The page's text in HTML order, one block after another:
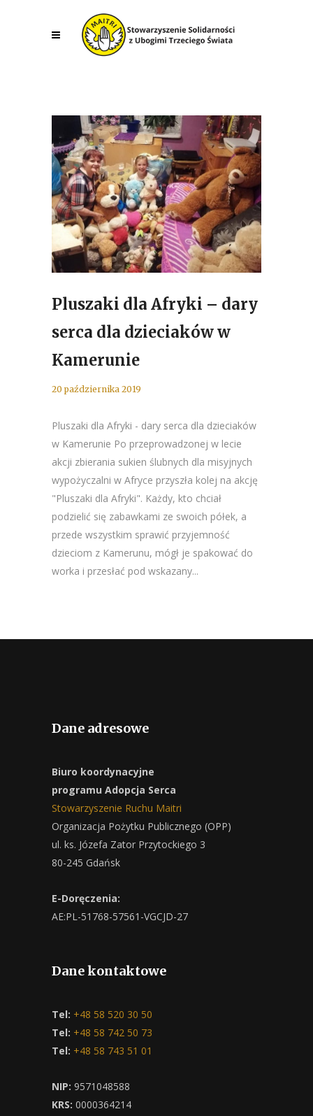
Pluszaki dla Afryki – dary
serca dla dzieciaków w
Kamerunie
20 października 2019
Pluszaki dla Afryki - dary serca dla dzieciaków
w Kamerunie Po przeprowadzonej w lecie
akcji zbierania sukien ślubnych dla misyjnych
wypożyczalni w Afryce przyszła kolej na akcję
"Pluszaki dla Afryki". Każdy, kto chciał
podzielić się zabawkami ze swoich półek, a
przede wszystkim sprawić przyjemność
dzieciom z Kamerunu, mógł je spakować do
worka i przesłać pod wskazany...
Dane adresowe
Biuro koordynacyjne
programu Adopcja Serca
Stowarzyszenie Ruchu Maitri
Organizacja Pożytku Publicznego (OPP)
ul. ks. Józefa Zator Przytockiego 3
80-245 Gdańsk
E-Doręczenia:
AE:PL-51768-57561-VGCJD-27
Dane kontaktowe
Tel: +48 58 520 30 50
Tel: +48 58 742 50 73
Tel: +48 58 743 51 01
NIP: 9571048588
KRS: 0000364214